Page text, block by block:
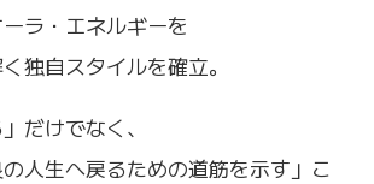
ラ・エネルギーを
独自スタイルを確立。
だけでなく、
の人生へ戻るための道筋を示す」こ